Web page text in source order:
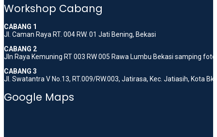
Workshop Cabang
CABANG 1
Jl. Caman Raya RT. 004 RW. 01 Jati Bening, Bekasi
CABANG 2
Jln Raya Kemuning RT 003 RW 005 Rawa Lumbu Bekasi samping
CABANG 3
Jl. Swatantra V No.13, RT.009/RW.003, Jatirasa, Kec. Jatiasih, Kota
Google Maps